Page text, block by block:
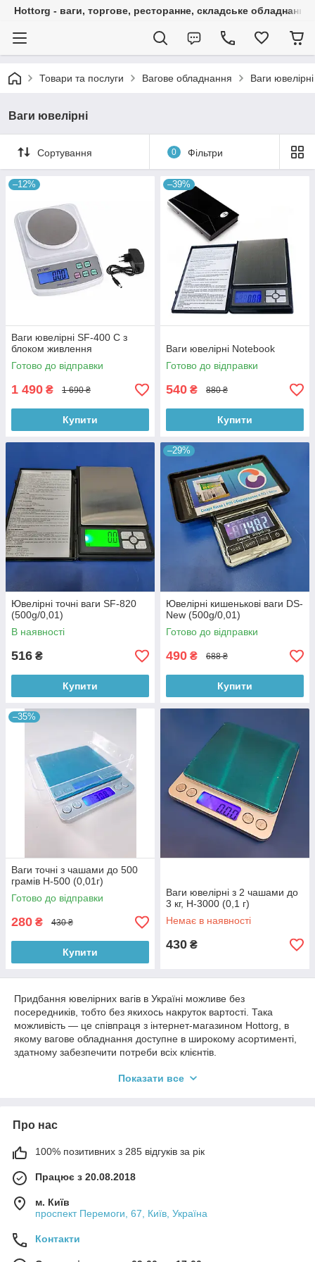
Hottorg - ваги, торгове, ресторанне, складське обладнання
Товари та послуги Вагове обладнання Ваги ювелірні
Ваги ювелірні
Сортування 0 Фільтри
–12%
Ваги ювелірні SF-400 C з
блоком живлення
Готово до відправки
1 490 ₴ 1 690 ₴
Купити
–39%
Ваги ювелірні Notebook
Готово до відправки
540 ₴ 880 ₴
Купити
Ювелірні точні ваги SF-820
(500g/0,01)
В наявності
516 ₴
Купити
–29%
Ювелірні кишенькові ваги DS-
New (500g/0,01)
Готово до відправки
490 ₴ 688 ₴
Купити
–35%
Ваги точні з чашами до 500
грамів Н-500 (0,01г)
Готово до відправки
280 ₴ 430 ₴
Купити
Ваги ювелірні з 2 чашами до
3 кг, Н-3000 (0,1 г)
Немає в наявності
430 ₴
Придбання ювелірних вагів в Україні можливе без
посередників, тобто без якихось накруток вартості. Така
можливість — це співпраця з інтернет-магазином Hottorg, в
якому вагове обладнання доступне в широкому асортименті,
здатному забезпечити потреби всіх клієнтів.
точності, а тому здатні забезпечувати правильність вимірів.
обладнання. Інтернет-магазин знаходиться в постійному
Покупцям пропонується лише
перевірене обладнання
Весь асортимент ювелірних ваг, що надається покупцям,
Показати все
Про нас
100% позитивних з 285 відгуків за рік
Працює з 20.08.2018
м. Київ
проспект Перемоги, 67, Київ, Україна
Контакти